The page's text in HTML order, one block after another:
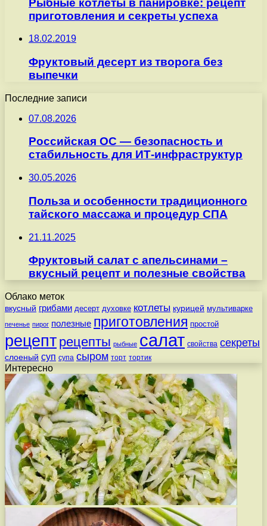
приготовления и секреты успеха
18.02.2019
Фруктовый десерт из творога без
выпечки
Последние записи
07.08.2026
Российская ОС — безопасность и
стабильность для ИТ-инфраструктур
30.05.2026
Польза и особенности традиционного
тайского массажа и процедур СПА
21.11.2025
Фруктовый салат с апельсинами –
вкусный рецепт и полезные свойства
Облако меток
вкусный грибами десерт духовке котлеты курицей мультиварке
печенье пирог полезные приготовления простой
рецепт рецепты рыбные салат свойства секреты
слоеный суп супа сыром торт тортик
Интересно